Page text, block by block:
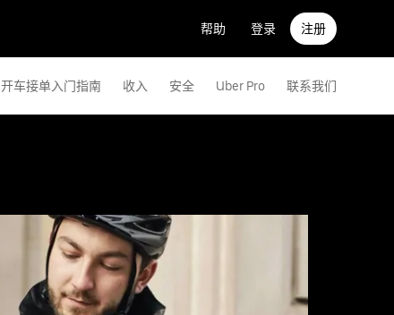
帮助 登录 注册
开车接单入门指南 收入 安全 Uber Pro 联系我们